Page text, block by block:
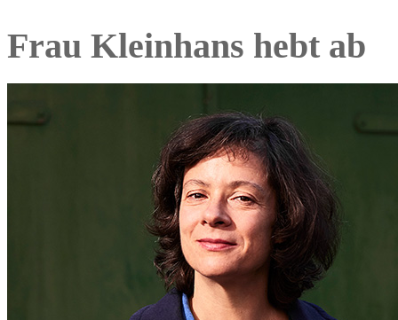
Frau Kleinhans hebt ab